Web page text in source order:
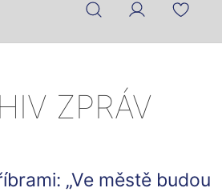
ZPRÁV
„Ve městě budou